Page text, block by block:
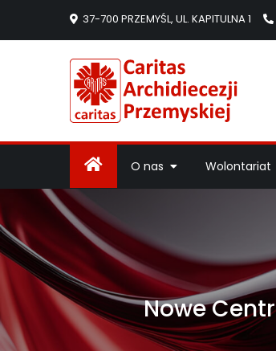
37-700 PRZEMYŚL, UL. KAPITULNA 1
O nas Wolontariat
Nowe